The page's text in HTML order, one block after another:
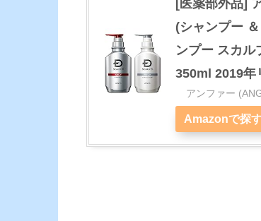
[医薬部外品]
(シャンプー
ンプー スカル
350ml 2019年
アンファー
Amazonで探